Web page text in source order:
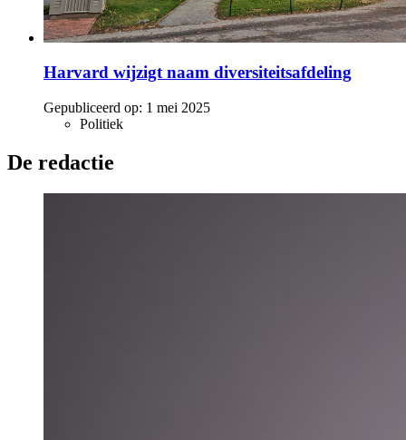
Harvard wijzigt naam diversiteitsafdeling
Gepubliceerd op: 1 mei 2025
Politiek
De redactie